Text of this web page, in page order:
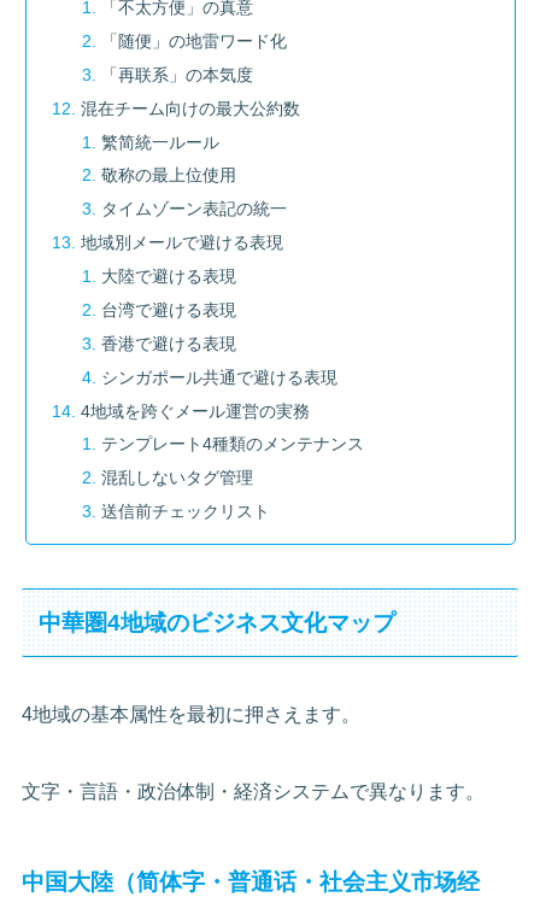
「不太方便」の真意
「随便」の地雷ワード化
「再联系」の本気度
混在チーム向けの最大公約数
繁简統一ルール
敬称の最上位使用
タイムゾーン表記の統一
地域別メールで避ける表現
大陸で避ける表現
台湾で避ける表現
香港で避ける表現
シンガポール共通で避ける表現
4地域を跨ぐメール運営の実務
テンプレート4種類のメンテナンス
混乱しないタグ管理
送信前チェックリスト
中華圏4地域のビジネス文化マップ
4地域の基本属性を最初に押さえます。
文字・言語・政治体制・経済システムで異なります。
中国大陸（简体字・普通话・社会主义市场经